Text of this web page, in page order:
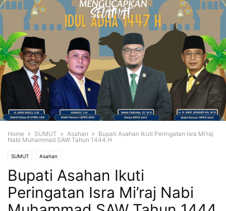
Home SUMUT Asahan
Bupati Asahan Ikuti Peringatan Isra Mi’raj
Nabi Muhammad SAW Tahun 1444 H
SUMUT Asahan
Bupati Asahan Ikuti
Peringatan Isra Mi’raj Nabi